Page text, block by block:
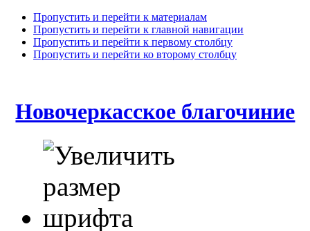
Пропустить и перейти к материалам
Пропустить и перейти к главной навигации
Пропустить и перейти к первому столбцу
Пропустить и перейти ко второму столбцу
Новочеркасское благочиние